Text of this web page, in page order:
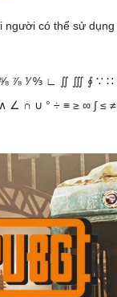
người có thể sử dụng
⅞ ⅟ ↉ ∟ ∬ ∭ ∮ ∵ ∷
∠ ∩ ∪ ° ÷ ≡ ≥ ∞ ∫ ≤ ≠